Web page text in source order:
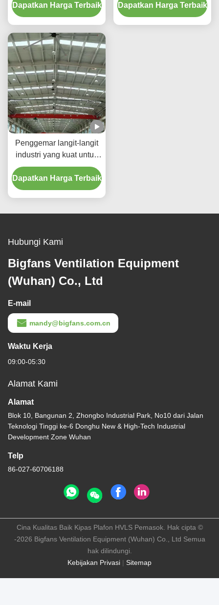
Langsung Tanpa Gear
Dapatkan Harga Terbaik
Lampu Lampu Lampu
Lampu Lampu
Dapatkan Harga Terbaik
Penggemar langit-langit
industri yang kuat untuk
kandang pertanian dan
ternak
Dapatkan Harga Terbaik
Hubungi Kami
Bigfans Ventilation Equipment
(Wuhan) Co., Ltd
E-mail
mandy@bigfans.com.cn
Waktu Kerja
09:00-05:30
Alamat Kami
Alamat
Blok 10, Bangunan 2, Zhongbo Industrial Park, No10 dari Jalan
Teknologi Tinggi ke-6 Donghu New & High-Tech Industrial
Development Zone Wuhan
Telp
86-027-60706188
Kebijakan Privasi | Sitemap
Cina Kualitas Baik Kipas Plafon HVLS Pemasok. Hak cipta ©
-2026 Bigfans Ventilation Equipment (Wuhan) Co., Ltd Semua
hak dilindungi.